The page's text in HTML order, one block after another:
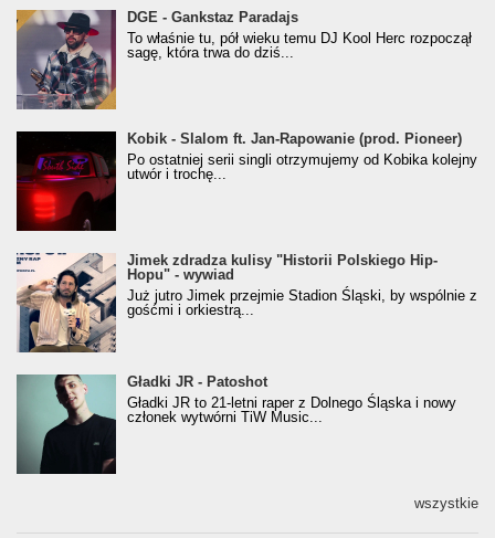
donGURALesko z nagrodą za
Klasyczny/Trueschoolowy Album Roku
(Popkillery 2023)
DGE - Gankstaz Paradajs
To właśnie tu, pół wieku temu DJ Kool Herc rozpoczął
sagę, która trwa do dziś...
Kobik - Slalom ft. Jan-Rapowanie (prod. Pioneer)
[Official Music Visualiser]
Kobik - Slalom ft. Jan-Rapowanie (prod. Pioneer)
Po ostatniej serii singli otrzymujemy od Kobika kolejny
utwór i trochę...
Jimek zdradza kulisy "Historii Polskiego Hip-
Hopu" - wywiad
Jimek zdradza kulisy "Historii Polskiego Hip-
Hopu" - wywiad
Już jutro Jimek przejmie Stadion Śląski, by wspólnie z
gośćmi i orkiestrą...
Gładki JR - Patoshot
Gładki JR - Patoshot
Gładki JR to 21-letni raper z Dolnego Śląska i nowy
członek wytwórni TiW Music...
wszystkie